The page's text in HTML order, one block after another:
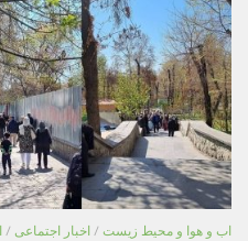
اب و هوا و محیط زیست / اخبار اجتماعی /